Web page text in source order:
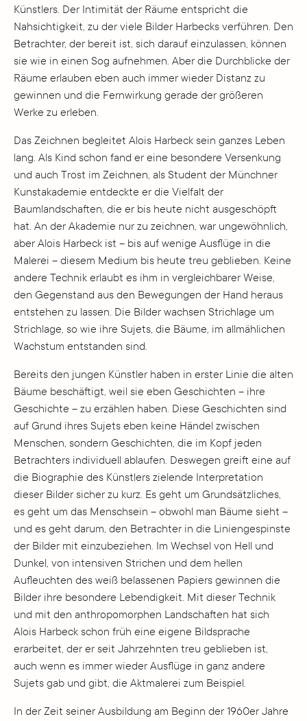
Künstlers. Der Intimität der Räume entspricht die
Nahsichtigkeit, zu der viele Bilder Harbecks verführen. Den
Betrachter, der bereit ist, sich darauf einzulassen, können
sie wie in einen Sog aufnehmen. Aber die Durchblicke der
Räume erlauben eben auch immer wieder Distanz zu
gewinnen und die Fernwirkung gerade der größeren
Werke zu erleben.
Das Zeichnen begleitet Alois Harbeck sein ganzes Leben
lang. Als Kind schon fand er eine besondere Versenkung
und auch Trost im Zeichnen, als Student der Münchner
Kunstakademie entdeckte er die Vielfalt der
Baumlandschaften, die er bis heute nicht ausgeschöpft
hat. An der Akademie nur zu zeichnen, war ungewöhnlich,
aber Alois Harbeck ist – bis auf wenige Ausflüge in die
Malerei – diesem Medium bis heute treu geblieben. Keine
andere Technik erlaubt es ihm in vergleichbarer Weise,
den Gegenstand aus den Bewegungen der Hand heraus
entstehen zu lassen. Die Bilder wachsen Strichlage um
Strichlage, so wie ihre Sujets, die Bäume, im allmählichen
Wachstum entstanden sind.
Bereits den jungen Künstler haben in erster Linie die alten
Bäume beschäftigt, weil sie eben Geschichten – ihre
Geschichte – zu erzählen haben. Diese Geschichten sind
auf Grund ihres Sujets eben keine Händel zwischen
Menschen, sondern Geschichten, die im Kopf jeden
Betrachters individuell ablaufen. Deswegen greift eine auf
die Biographie des Künstlers zielende Interpretation
dieser Bilder sicher zu kurz. Es geht um Grundsätzliches,
es geht um das Menschsein – obwohl man Bäume sieht –
und es geht darum, den Betrachter in die Liniengespinste
der Bilder mit einzubeziehen. Im Wechsel von Hell und
Dunkel, von intensiven Strichen und dem hellen
Aufleuchten des weiß belassenen Papiers gewinnen die
Bilder ihre besondere Lebendigkeit. Mit dieser Technik
und mit den anthropomorphen Landschaften hat sich
Alois Harbeck schon früh eine eigene Bildsprache
erarbeitet, der er seit Jahrzehnten treu geblieben ist,
auch wenn es immer wieder Ausflüge in ganz andere
Sujets gab und gibt, die Aktmalerei zum Beispiel.
In der Zeit seiner Ausbildung am Beginn der 1960er Jahre